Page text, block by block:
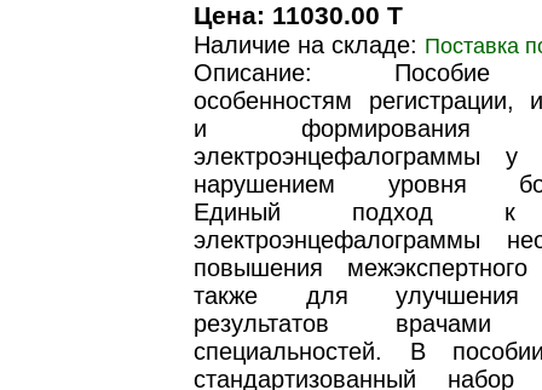
Цена: 11030.00 T
Наличие на складе: Поставка
Описание: Пособие
особенностям регистрации,
и формирования
электроэнцефалограммы у
нарушением уровня
Единый подход к
электроэнцефалограммы
повышения
также для улучшения
результатов врачами
специальностей. В
стандартизованный